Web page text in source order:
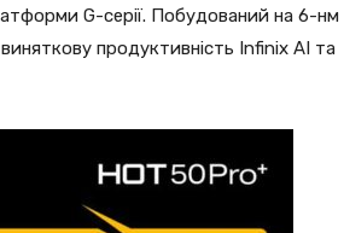
G-серії. Побудований на 6-нм
продуктивність Infinix AI та